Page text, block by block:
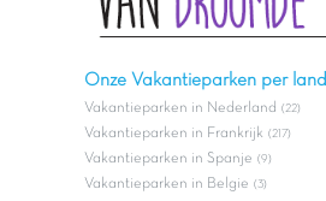
Onze Vakantieparken per land
Vakantieparken in Nederland (22)
Vakantieparken in Frankrijk (217)
Vakantieparken in Spanje (9)
Vakantieparken in Belgie (3)